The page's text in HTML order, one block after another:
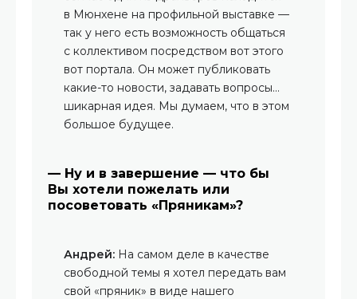
в Мюнхене на профильной выставке —
так у него есть возможность общаться
с коллективом посредством вот этого
вот портала. Он может публиковать
какие-то новости, задавать вопросы…
шикарная идея. Мы думаем, что в этом
большое будущее.
— Ну и в завершение — что бы
Вы хотели пожелать или
посоветовать «Пряникам»?
Андрей: На самом деле в качестве
свободной темы я хотел передать вам
свой «пряник» в виде нашего